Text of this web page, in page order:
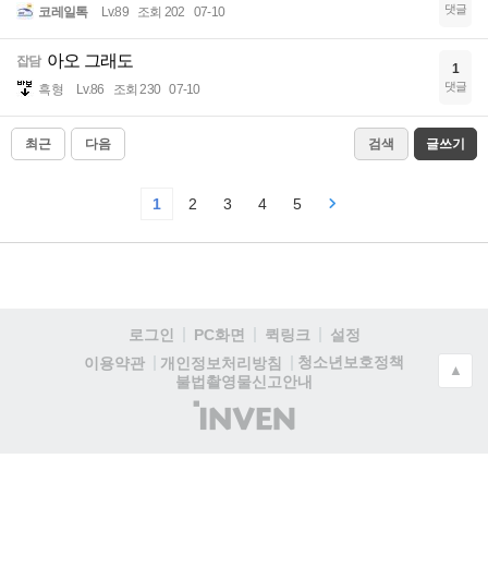
코레일톡 Lv.89 조회 202 07-10 댓글
잡담 아오 그래도
흑형 Lv.86 조회 230 07-10
1
댓글
최근 다음 검색 글쓰기
1 2 3 4 5
로그인 PC화면 퀵링크
설정
이용약관
개인정보처리방침
청소년보호정책
불법촬영물신고안내
(주)
인
▲